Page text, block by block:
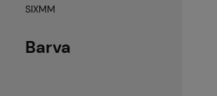
SIXMM
Barva